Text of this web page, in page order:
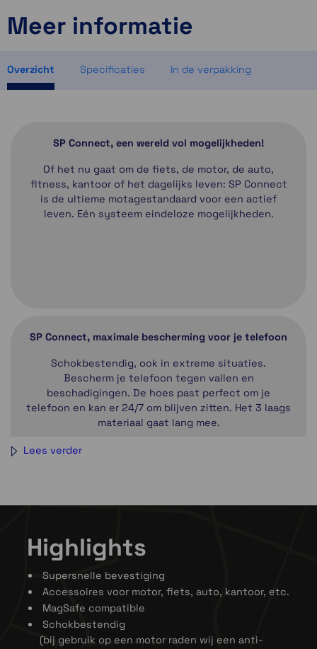
Momenteel even niet op voorraad
1 op voorraad
Meer informatie
Overzicht Specificaties In de verpakking
SP Connect, een wereld vol mogelijkheden!
Of het nu gaat om de fiets, de motor, de auto,
fitness, kantoor of het dagelijks leven: SP Connect
is de ultieme motagestandaard voor een actief
leven. Eén systeem eindeloze mogelijkheden.
SP Connect, maximale bescherming voor je telefoon
Schokbestendig, ook in extreme situaties.
Bescherm je telefoon tegen vallen en
beschadigingen. De hoes past perfect om je
telefoon en kan er 24/7 om blijven zitten. Het 3 laags
materiaal gaat lang mee.
Veilig vergrendeld in slechts 1 seconde!
Met het gepatenteerde Twist-to-lock mechanisme
blijft je telefoon goed op zijn plek zitten. Plaats de
telefoonhoes op de houder, draai deze 90 graden
met de klok mee en klaar om op pad te gaan. SP
Connect heeft een uitgebreid assortiment zodat jij
je telefoon overal kunt bevestigen. De hoesjes met
Lees verder
Highlights
Supersnelle bevestiging
Accessoires voor motor, fiets, auto, kantoor, etc.
MagSafe compatible
Schokbestendig
(bij gebruik op een motor raden wij een anti-